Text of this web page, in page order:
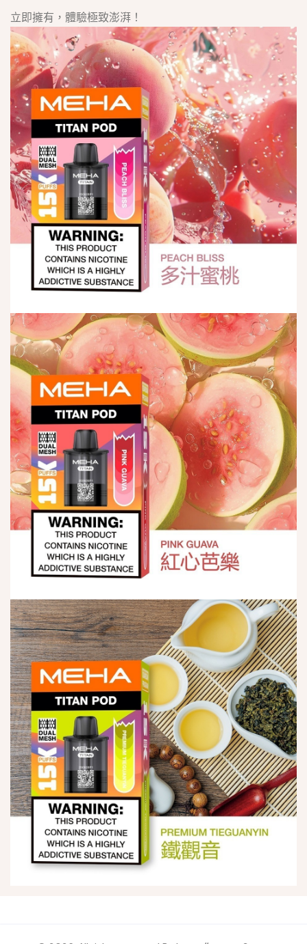
立即擁有，體驗極致澎湃！